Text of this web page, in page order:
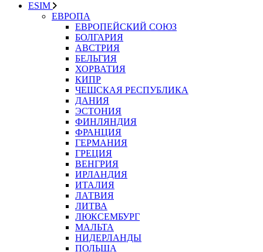
ESIM
ЕВРОПА
ЕВРОПЕЙСКИЙ СОЮЗ
БОЛГАРИЯ
АВСТРИЯ
БЕЛЬГИЯ
ХОРВАТИЯ
КИПР
ЧЕШСКАЯ РЕСПУБЛИКА
ДАНИЯ
ЭСТОНИЯ
ФИНЛЯНДИЯ
ФРАНЦИЯ
ГЕРМАНИЯ
ГРЕЦИЯ
ВЕНГРИЯ
ИРЛАНДИЯ
ИТАЛИЯ
ЛАТВИЯ
ЛИТВА
ЛЮКСЕМБУРГ
МАЛЬТА
НИДЕРЛАНДЫ
ПОЛЬША